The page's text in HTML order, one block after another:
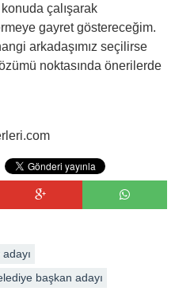
çalışarak
gayret göstereceğim.
arkadaşımız seçilirse
noktasında önerilerde
başkan adayı